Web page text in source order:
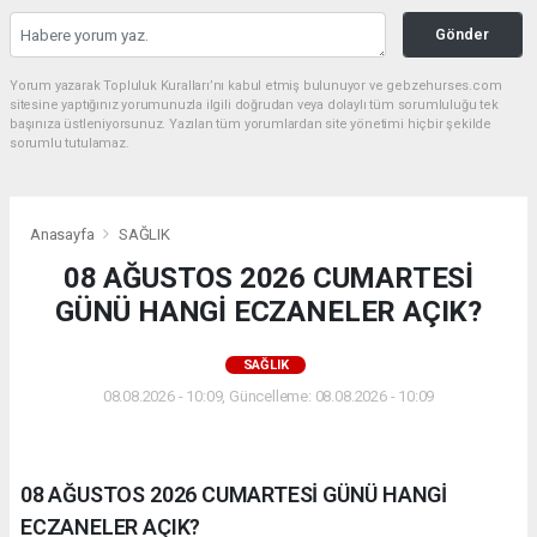
Gönder
Yorum yazarak Topluluk Kuralları’nı kabul etmiş bulunuyor ve gebzehurses.com
sitesine yaptığınız yorumunuzla ilgili doğrudan veya dolaylı tüm sorumluluğu tek
başınıza üstleniyorsunuz. Yazılan tüm yorumlardan site yönetimi hiçbir şekilde
sorumlu tutulamaz.
Anasayfa SAĞLIK
08 AĞUSTOS 2026 CUMARTESİ
GÜNÜ HANGİ ECZANELER AÇIK?
SAĞLIK
08.08.2026 - 10:09, Güncelleme: 08.08.2026 - 10:09
08 AĞUSTOS 2026 CUMARTESİ GÜNÜ HANGİ
ECZANELER AÇIK?